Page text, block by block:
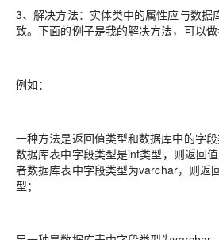
3、解决方法：实体类中的属性应与数据
致。下面的例子是我的解决方法，可以做
例如：
一种方法是返回值类型和数据库中的字
数据库表中字段类型是int类型，则返回
者数据库表中字段类型为varchar，则返
型；